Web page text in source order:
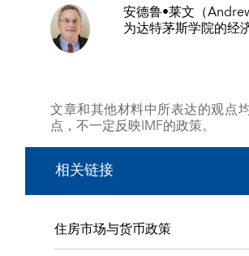
安德鲁•莱文 （
为达特茅斯学院的经
文章和其他材料中所表达的观点
点，不一定反映IMF的政策。
相关链接
住房市场与货币政策